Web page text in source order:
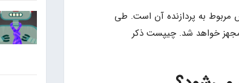
مربوط به پردازنده آن است. طی
درز شده، گوشی وان پلاس 10 اولترا به تراشه اسنپدراگون 8 نسل 1 مجهز خواهد شد. چیپست ذکر